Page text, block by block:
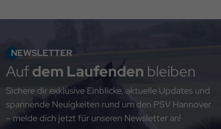
NEWSLETTER
Aufdem Laufenden bleiben
Sichere dir exklusive Einblicke, aktuelle Updates und
spannende Neuigkeiten rund um den PSV Hannover
– melde dich jetzt für unseren Newsletter an!